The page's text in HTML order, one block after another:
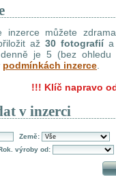
inzerce můžete
až 30 fotografiía
je 5 (bez
podmínkách inzerce
!!! Klíč napravo
v inzerci
Země:
výroby od: